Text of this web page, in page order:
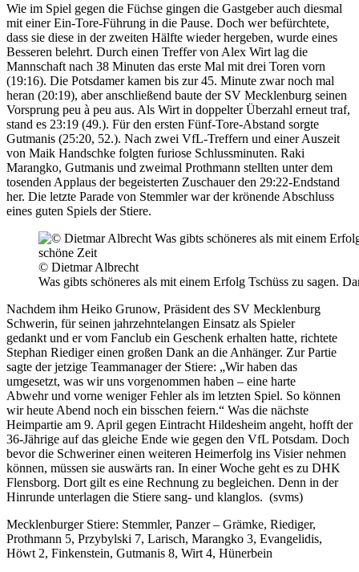
Wie im Spiel gegen die Füchse gingen die Gastgeber auch diesmal
mit einer Ein-Tore-Führung in die Pause. Doch wer befürchtete,
dass sie diese in der zweiten Hälfte wieder hergeben, wurde eines
Besseren belehrt. Durch einen Treffer von Alex Wirt lag die
Mannschaft nach 38 Minuten das erste Mal mit drei Toren vorn
(19:16). Die Potsdamer kamen bis zur 45. Minute zwar noch mal
heran (20:19), aber anschließend baute der SV Mecklenburg seinen
Vorsprung peu à peu aus. Als Wirt in doppelter Überzahl erneut traf,
stand es 23:19 (49.). Für den ersten Fünf-Tore-Abstand sorgte
Gutmanis (25:20, 52.). Nach zwei VfL-Treffern und einer Auszeit
von Maik Handschke folgten furiose Schlussminuten. Raki
Marangko, Gutmanis und zweimal Prothmann stellten unter dem
tosenden Applaus der begeisterten Zuschauer den 29:22-Endstand
her. Die letzte Parade von Stemmler war der krönende Abschluss
eines guten Spiels der Stiere.
© Dietmar Albrecht
Was gibts schöneres als mit einem Erfolg Tschüss zu sagen.
Nachdem ihm Heiko Grunow, Präsident des SV Mecklenburg
Schwerin, für seinen jahrzehntelangen Einsatz als Spieler
gedankt und er vom Fanclub ein Geschenk erhalten hatte, richtete
Stephan Riediger einen großen Dank an die Anhänger. Zur Partie
sagte der jetzige Teammanager der Stiere: „Wir haben das
umgesetzt, was wir uns vorgenommen haben – eine harte
Abwehr und vorne weniger Fehler als im letzten Spiel. So können
wir heute Abend noch ein bisschen feiern.“ Was die nächste
Heimpartie am 9. April gegen Eintracht Hildesheim angeht, hofft der
36-Jährige auf das gleiche Ende wie gegen den VfL Potsdam. Doch
bevor die Schweriner einen weiteren Heimerfolg ins Visier nehmen
können, müssen sie auswärts ran. In einer Woche geht es zu DHK
Flensborg. Dort gilt es eine Rechnung zu begleichen. Denn in der
Hinrunde unterlagen die Stiere sang- und klanglos. (svms)
Mecklenburger Stiere: Stemmler, Panzer – Grämke, Riediger,
Prothmann 5, Przybylski 7, Larisch, Marangko 3, Evangelidis,
Höwt 2, Finkenstein, Gutmanis 8, Wirt 4, Hünerbein